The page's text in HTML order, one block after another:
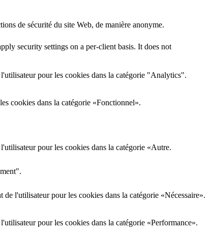
de sécurité du site Web, de manière anonyme.
security settings on a per-client basis. It does not
pour les cookies dans la catégorie "Analytics".
cookies dans la catégorie «Fonctionnel».
pour les cookies dans la catégorie «Autre.
l'utilisateur pour les cookies dans la catégorie «Nécessaire».
pour les cookies dans la catégorie «Performance».